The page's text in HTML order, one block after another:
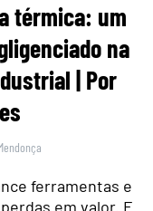
térmica: um
na
| Por
ferramentas e
em valor. E